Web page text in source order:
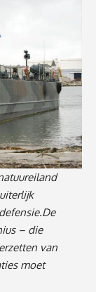
– die
van
moet